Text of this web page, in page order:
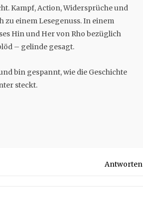
Kampf, Action, Widersprüche und
zu einem Lesegenuss. In einem
Hin und Her von Rho bezüglich
– gelinde gesagt.
bin gespannt, wie die Geschichte
steckt.
Antworten